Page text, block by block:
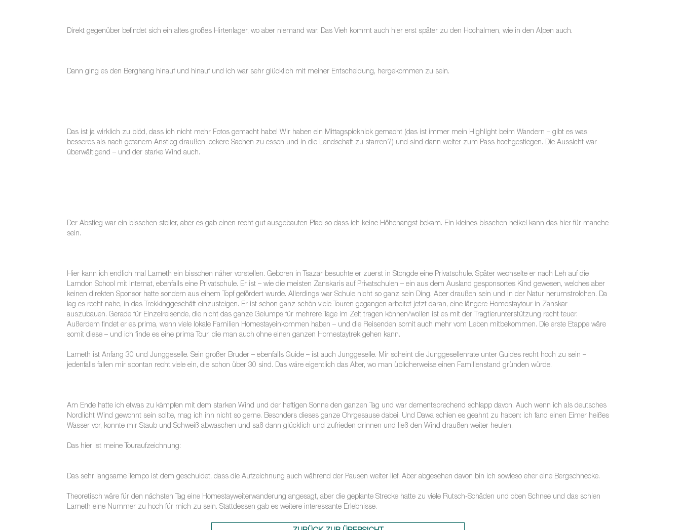
Direkt gegenüber befindet sich ein altes großes Hirtenlager, wo aber niemand war. Das Vieh kommt auch hier erst später zu den Hochalmen, wie in den Alpen auch.
Dann ging es den Berghang hinauf und hinauf und ich war sehr glücklich mit meiner Entscheidung, hergekommen zu sein.
Das ist ja wirklich zu blöd, dass ich nicht mehr Fotos gemacht habe! Wir haben ein Mittagspicknick gemacht (das ist immer mein Highlight beim Wandern – gibt es was
besseres als nach getanem Anstieg draußen leckere Sachen zu essen und in die Landschaft zu starren?) und sind dann weiter zum Pass hochgestiegen. Die Aussicht war
überwältigend – und der starke Wind auch.
Der Abstieg war ein bisschen steiler, aber es gab einen recht gut ausgebauten Pfad so dass ich keine Höhenangst bekam. Ein kleines bisschen heikel kann das hier für manche
sein.
Hier kann ich endlich mal Lameth ein bisschen näher vorstellen. Geboren in Tsazar besuchte er zuerst in Stongde eine Privatschule. Später wechselte er nach Leh auf die
Lamdon School mit Internat, ebenfalls eine Privatschule. Er ist – wie die meisten Zanskaris auf Privatschulen – ein aus dem Ausland gesponsortes Kind gewesen, welches aber
keinen direkten Sponsor hatte sondern aus einem Topf gefördert wurde. Allerdings war Schule nicht so ganz sein Ding. Aber draußen sein und in der Natur herumstrolchen. Da
lag es recht nahe, in das Trekkinggeschäft einzusteigen. Er ist schon ganz schön viele Touren gegangen arbeitet jetzt daran, eine längere Homestaytour in Zanskar
auszubauen. Gerade für Einzelreisende, die nicht das ganze Gelumps für mehrere Tage im Zelt tragen können/wollen ist es mit der Tragtierunterstützung recht teuer.
Außerdem findet er es prima, wenn viele lokale Familien Homestayeinkommen haben – und die Reisenden somit auch mehr vom Leben mitbekommen. Die erste Etappe wäre
somit diese – und ich finde es eine prima Tour, die man auch ohne einen ganzen Homestaytrek gehen kann.
Lameth ist Anfang 30 und Junggeselle. Sein großer Bruder – ebenfalls Guide – ist auch Junggeselle. Mir scheint die Junggesellenrate unter Guides recht hoch zu sein –
jedenfalls fallen mir spontan recht viele ein, die schon über 30 sind. Das wäre eigentlich das Alter, wo man üblicherweise einen Familienstand gründen würde.
Am Ende hatte ich etwas zu kämpfen mit dem starken Wind und der heftigen Sonne den ganzen Tag und war dementsprechend schlapp davon. Auch wenn ich als deutsches
Nordlicht Wind gewohnt sein sollte, mag ich ihn nicht so gerne. Besonders dieses ganze Ohrgesause dabei. Und Dawa schien es geahnt zu haben: ich fand einen Eimer heißes
Wasser vor, konnte mir Staub und Schweiß abwaschen und saß dann glücklich und zufrieden drinnen und ließ den Wind draußen weiter heulen.
Das hier ist meine Touraufzeichnung:
Das sehr langsame Tempo ist dem geschuldet, dass die Aufzeichnung auch während der Pausen weiter lief. Aber abgesehen davon bin ich sowieso eher eine Bergschnecke.
Theoretisch wäre für den nächsten Tag eine Homestayweiterwanderung angesagt, aber die geplante Strecke hatte zu viele Rutsch-Schäden und oben Schnee und das schien
Lameth eine Nummer zu hoch für mich zu sein. Stattdessen gab es weitere interessante Erlebnisse.